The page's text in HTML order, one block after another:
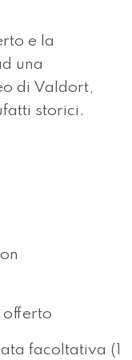
e la
una
di Valdort,
storici.
facoltativa (1